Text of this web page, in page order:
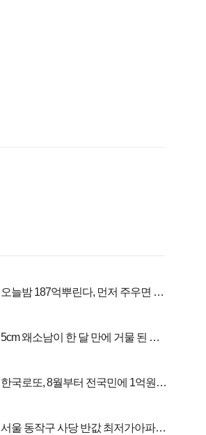
오늘밤 187억뿌린다, 먼저 주우면 최
5cm 왜소남이 한 달 만에 거물 된 사
한국로또, 8월부터 전국민에 1억원씩
서울 동작구 사당 반값 최저가아파트